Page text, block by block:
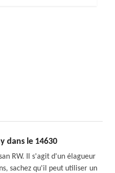
dans le 14630
RW. Il s'agit d'un élagueur
sachez qu'il peut utiliser un